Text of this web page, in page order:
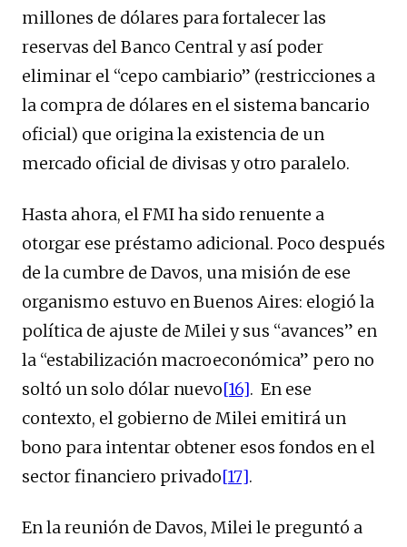
millones de dólares para fortalecer las
reservas del Banco Central y así poder
eliminar el “cepo cambiario” (restricciones a
la compra de dólares en el sistema bancario
oficial) que origina la existencia de un
mercado oficial de divisas y otro paralelo.
Hasta ahora, el FMI ha sido renuente a
otorgar ese préstamo adicional. Poco después
de la cumbre de Davos, una misión de ese
organismo estuvo en Buenos Aires: elogió la
política de ajuste de Milei y sus “avances” en
la “estabilización macroeconómica” pero no
soltó un solo dólar nuevo[16]. En ese
contexto, el gobierno de Milei emitirá un
bono para intentar obtener esos fondos en el
sector financiero privado[17].
En la reunión de Davos, Milei le preguntó a